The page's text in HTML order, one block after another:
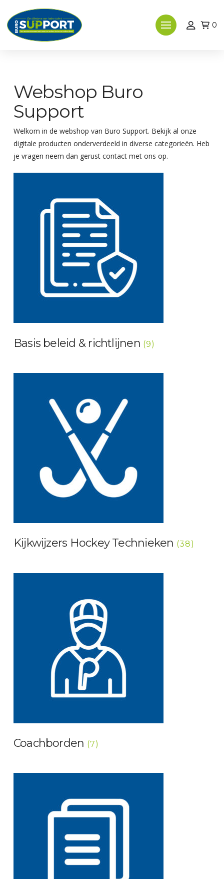
0
Webshop Buro
Support
Welkom in de webshop van Buro Support. Bekijk al onze
digitale producten onderverdeeld in diverse categorieën. Heb
je vragen neem dan gerust contact met ons op.
Basis beleid & richtlijnen (9)
Kijkwijzers Hockey Technieken (38)
Coachborden (7)